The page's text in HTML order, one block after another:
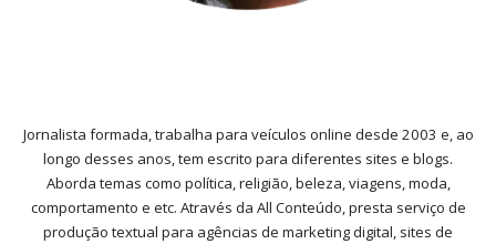
Jornalista formada, trabalha para veículos online desde 2003 e, ao
longo desses anos, tem escrito para diferentes sites e blogs.
Aborda temas como política, religião, beleza, viagens, moda,
comportamento e etc. Através da All Conteúdo, presta serviço de
produção textual para agências de marketing digital, sites de